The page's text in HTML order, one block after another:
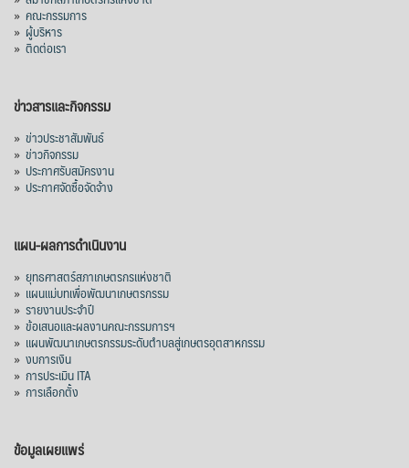
» คณะกรรมการ
» ผู้บริหาร
» ติดต่อเรา
ข่าวสารและกิจกรรม
» ข่าวประชาสัมพันธ์
» ข่าวกิจกรรม
» ประกาศรับสมัครงาน
» ประกาศจัดซื้อจัดจ้าง
แผน-ผลการดำเนินงาน
» ยุทธศาสตร์สภาเกษตรกรแห่งชาติ
» แผนแม่บทเพื่อพัฒนาเกษตรกรรม
» รายงานประจำปี
» ข้อเสนอและผลงานคณะกรรมการฯ
» แผนพัฒนาเกษตรกรรมระดับตำบลสู่เกษตรอุตสาหกรรม
» งบการเงิน
» การประเมิน ITA
» การเลือกตั้ง
ข้อมูลเผยแพร่